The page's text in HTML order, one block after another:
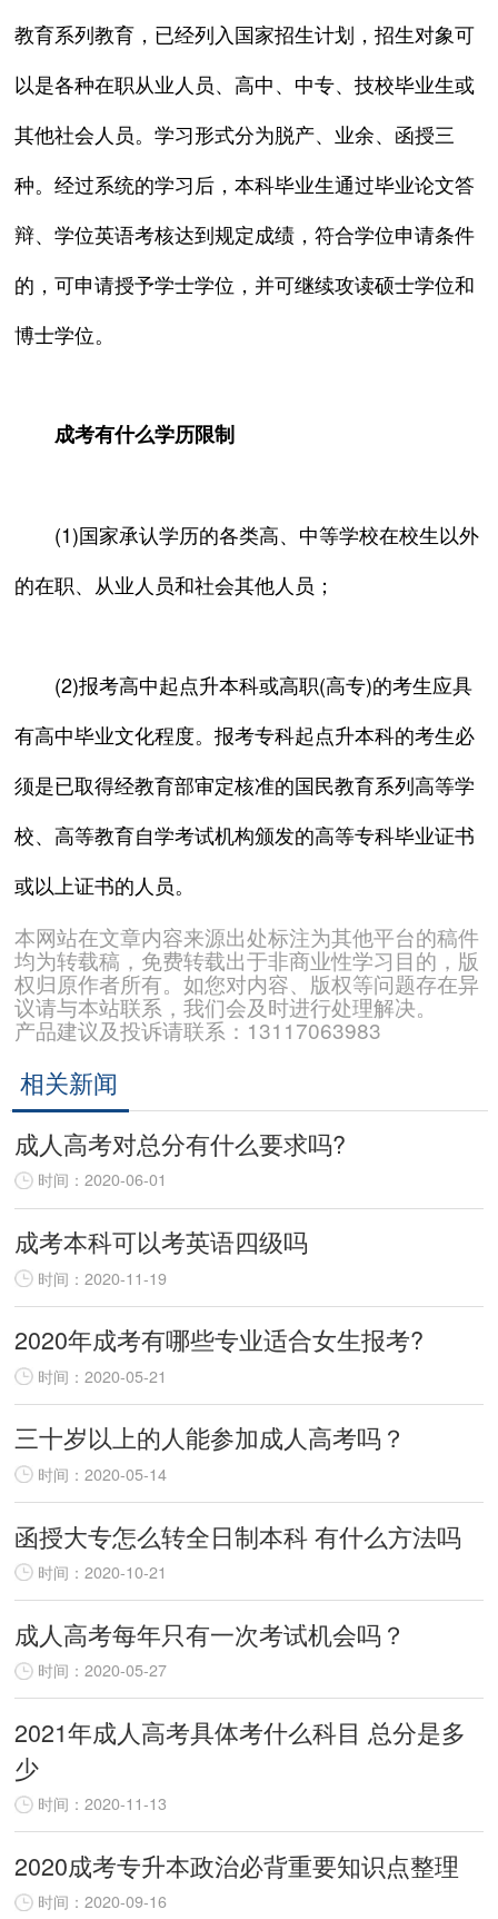
教育系列教育，已经列入国家招生计划，招生对象可
以是各种在职从业人员、高中、中专、技校毕业生或
其他社会人员。学习形式分为脱产、业余、函授三
种。经过系统的学习后，本科毕业生通过毕业论文答
辩、学位英语考核达到规定成绩，符合学位申请条件
的，可申请授予学士学位，并可继续攻读硕士学位和
博士学位。
成考有什么学历限制
(1)国家承认学历的各类高、中等学校在校生以外
的在职、从业人员和社会其他人员；
(2)报考高中起点升本科或高职(高专)的考生应具
有高中毕业文化程度。报考专科起点升本科的考生必
须是已取得经教育部审定核准的国民教育系列高等学
校、高等教育自学考试机构颁发的高等专科毕业证书
或以上证书的人员。
本网站在文章内容来源出处标注为其他平台的稿件
均为转载稿，免费转载出于非商业性学习目的，版
权归原作者所有。如您对内容、版权等问题存在异
议请与本站联系，我们会及时进行处理解决。
产品建议及投诉请联系：13117063983
相关新闻
成人高考对总分有什么要求吗?
时间：2020-06-01
成考本科可以考英语四级吗
时间：2020-11-19
2020年成考有哪些专业适合女生报考?
时间：2020-05-21
三十岁以上的人能参加成人高考吗？
时间：2020-05-14
函授大专怎么转全日制本科 有什么方法吗
时间：2020-10-21
成人高考每年只有一次考试机会吗？
时间：2020-05-27
2021年成人高考具体考什么科目 总分是多
少
时间：2020-11-13
2020成考专升本政治必背重要知识点整理
时间：2020-09-16